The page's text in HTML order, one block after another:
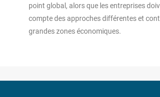
point global, alors que les entreprises
compte des approches différentes et
grandes zones économiques.